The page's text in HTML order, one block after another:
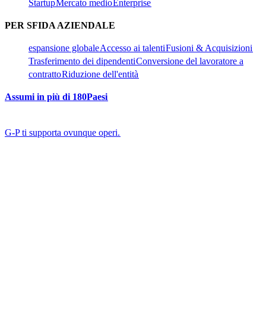
Startup​​Mercato medio​​ Enterprise​​
PER SFIDA AZIENDALE​​
espansione globale​​Accesso ai talenti​​Fusioni & Acquisizioni​​
Trasferimento dei dipendenti​​Conversione del lavoratore a
contratto​​Riduzione dell'entità​​
Assumi in più di 180Paesi​​
G-P ti supporta ovunque operi.​​